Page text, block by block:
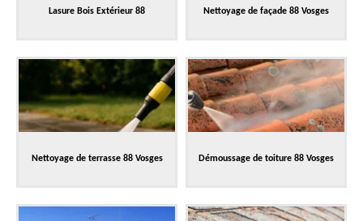
Lasure Bois Extérieur 88 Nettoyage de façade 88 Vosges
Nettoyage de terrasse 88 Vosges Démoussage de toiture 88 Vosges